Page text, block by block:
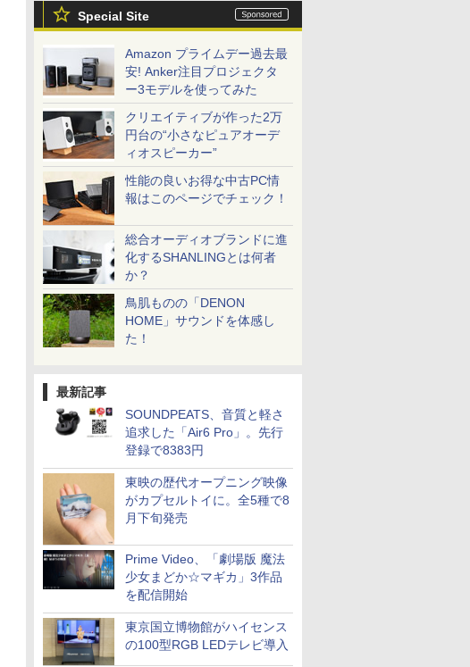
Special Site
Amazon プライムデー過去最
安! Anker注目プロジェクタ
ー3モデルを使ってみた
クリエイティブが作った2万
円台の“小さなピュアオーデ
ィオスピーカー”
性能の良いお得な中古PC情
報はこのページでチェック！
総合オーディオブランドに進
化するSHANLINGとは何者
か？
鳥肌ものの「DENON
HOME」サウンドを体感し
た！
最新記事
SOUNDPEATS、音質と軽さ
追求した「Air6 Pro」。先行
登録で8383円
東映の歴代オープニング映像
がカプセルトイに。全5種で8
月下旬発売
Prime Video、「劇場版 魔法
少女まどか☆マギカ」3作品
を配信開始
東京国立博物館がハイセンス
の100型RGB LEDテレビ導入